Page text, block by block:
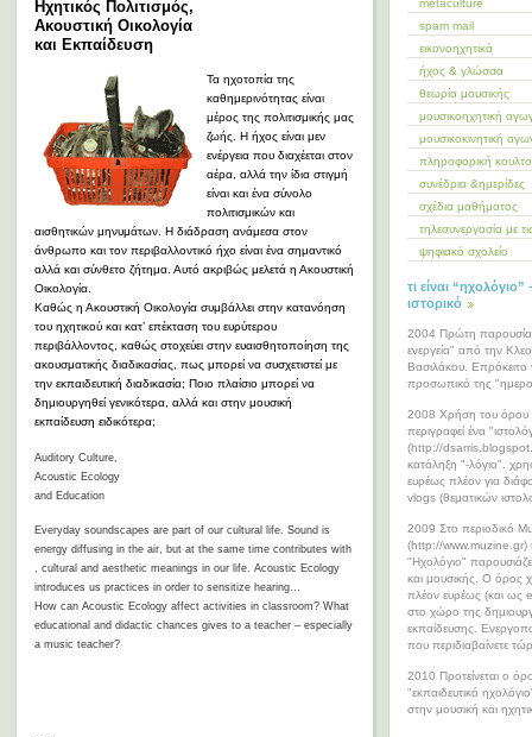
Ηχητικός Πολιτισμός,
Ακουστική Οικολογία
και Εκπαίδευση
Τα ηχοτοπία της
καθημερινότητας είναι
μέρος της πολιτισμικής μας
ζωής. Η ήχος είναι μεν
ενέργεια που διαχέεται στον
αέρα, αλλά την ίδια στιγμή
είναι και ένα σύνολο
πολιτισμικών και
αισθητικών μηνυμάτων. Η διάδραση ανάμεσα στον
άνθρωπο και τον περιβαλλοντικό ήχο είναι ένα σημαντικό
αλλά και σύνθετο ζήτημα. Αυτό ακριβώς μελετά η Ακουστική
Οικολογία.
Καθώς η Ακουστική Οικολογία συμβάλλει στην κατανόηση
του ηχητικού και κατ’ επέκταση του ευρύτερου
περιβάλλοντος, καθώς στοχεύει στην ευαισθητοποίηση της
ακουσματικής διαδικασίας, πως μπορεί να συσχετιστεί με
την εκπαιδευτική διαδικασία; Ποιο πλαίσιο μπορεί να
δημιουργηθεί γενικότερα, αλλά και στην μουσική
εκπαίδευση ειδικότερα;
Auditory Culture,
Acoustic Ecology
and Education
Everyday soundscapes are part of our cultural life. Sound is
energy diffusing in the air, but at the same time contributes with
, cultural and aesthetic meanings in our life. Acoustic Ecology
introduces us practices in order to sensitize hearing…
How can Acoustic Ecology affect activities in classroom? What
educational and didactic chances gives to a teacher – especially
a music teacher?
metaculture
spam mail
εικονοηχητικά
ήχος & γλώσσα
θεωρία μουσικής
μουσικοηχητική
μουσικοκινητική
πληροφορική
συνέδρια &ημερίδες
σχέδια μαθήματος
τηλεσυνεργασία με
ψηφιακό σχολείο
τι είναι “ηχολόγιο”
ιστορικό
2004 Πρώτη παρουσία
ενεργεία" από την
Βασιλάκου. Επρόκειτο
προσωπικό της
2008 Χρήση του όρου
περιγραφεί ένα
(http://
κατάληξη "-λόγιο".
ευρέως πλέον για
vlogs (θεματικών
2009 Στο περιοδικό
(http://www.muzine.gr)
"Ηχολόγιο"
και μουσικής. Ο όρος
πλέον ευρέως (και ως
στο χώρο της
εκπαίδευσης.
που περιδιαβαίνετε
2010 Προτείνεται ο
"εκπαιδευτικό
στην μουσική και